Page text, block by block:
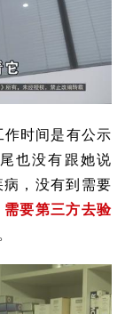
作时间是有公示
也没有跟她说
，没有到需要
需要第三方去验